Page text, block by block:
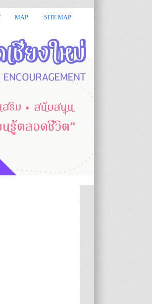
:: :: กรมส่งเสริมการเรียนรู้ หรือ สกร.มีห
MAP SITE MAP